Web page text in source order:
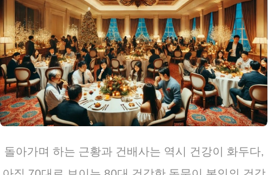
돌아가며 하는 근황과 건배사는 역시 건강이 화두다,